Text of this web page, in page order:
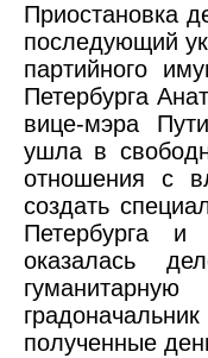
Приостановка
последующий
партийного
Петербурга
вице-мэра
ушла в
отношения с
создать
Петербурга и
оказалась
полученные